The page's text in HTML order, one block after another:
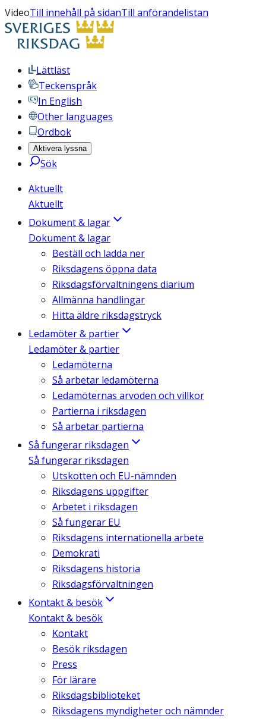
VideoTill innehåll på sidanTill anförandelistan
Lättläst
Teckenspråk
In English
Other languages
Ordbok
Aktivera lyssna
Sök
Aktuellt
Aktuellt
Dokument & lagar
Dokument & lagar
Beställ och ladda ner
Riksdagens öppna data
Riksdagsförvaltningens diarium
Allmänna handlingar
Hitta äldre riksdagstryck
Ledamöter & partier
Ledamöter & partier
Ledamöterna
Så arbetar ledamöterna
Ledamöternas arvoden och villkor
Partierna i riksdagen
Så arbetar partierna
Så fungerar riksdagen
Så fungerar riksdagen
Utskotten och EU-nämnden
Riksdagens uppgifter
Arbetet i riksdagen
Så fungerar EU
Riksdagens internationella arbete
Demokrati
Riksdagens historia
Riksdagsförvaltningen
Kontakt & besök
Kontakt & besök
Kontakt
Besök riksdagen
Press
För lärare
Riksdagsbiblioteket
Riksdagens myndigheter och nämnder